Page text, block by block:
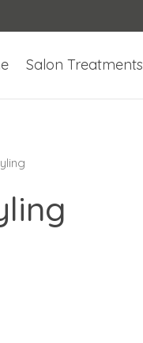
Salon Treatments